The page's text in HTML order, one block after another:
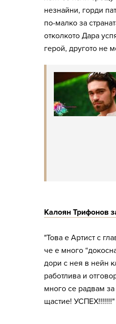
незнайни, горди
по-малко за
отколкото Дара
герой, другото не
Калоян Трифонов
"Това е Артист с
че е много
дори с нея в нейн
работлива и
много се радвам
щастие! УСПЕХ!!!!!!!"